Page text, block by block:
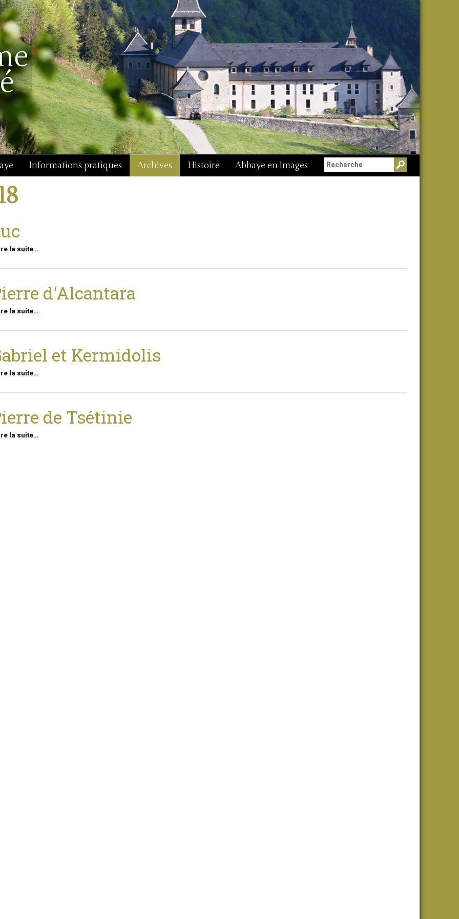
Informations pratiques Archives Histoire Abbaye en images
la suite…
d'Alcantara
la suite…
et Kermidolis
la suite…
de Tsétinie
la suite…